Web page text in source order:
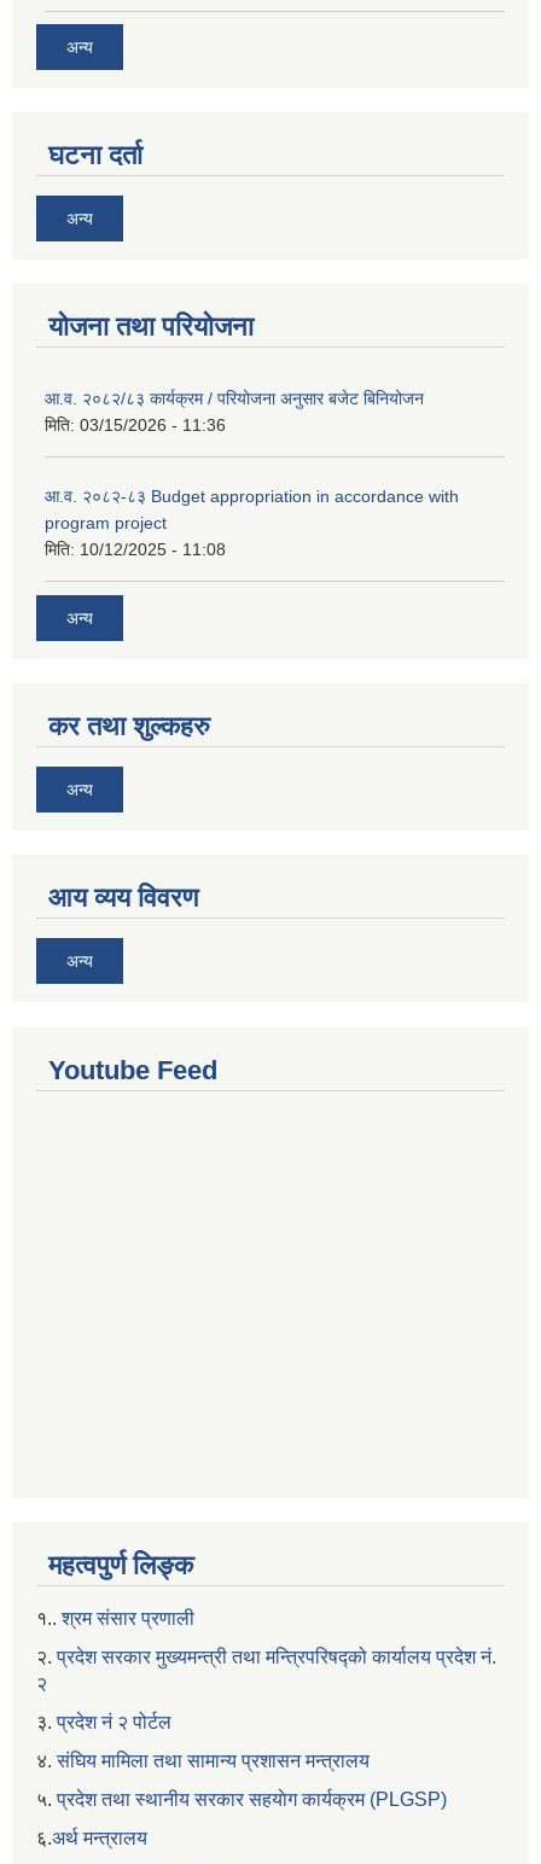
अन्य
घटना दर्ता
अन्य
योजना तथा परियोजना
आ.व. २०८२/८३ कार्यक्रम / परियोजना अनुसार बजेट बिनियोजन
मिति: 03/15/2026 - 11:36
आ.व. २०८२-८३ Budget appropriation in accordance with
program project
मिति: 10/12/2025 - 11:08
अन्य
कर तथा शुल्कहरु
अन्य
आय व्यय विवरण
अन्य
Youtube Feed
महत्वपुर्ण लिङ्क
१..श्रम संसार प्रणाली
२. प्रदेश सरकार मुख्यमन्त्री तथा मन्त्रिपरिषद्को कार्यालय प्रदेश नं.
२
३.प्रदेश नं २ पोर्टल
४.संघिय मामिला तथा सामान्य प्रशासन मन्त्रालय
५.प्रदेश तथा स्थानीय सरकार सहयाेग कार्यक्रम (PLGSP)
६.अर्थ मन्त्रालय